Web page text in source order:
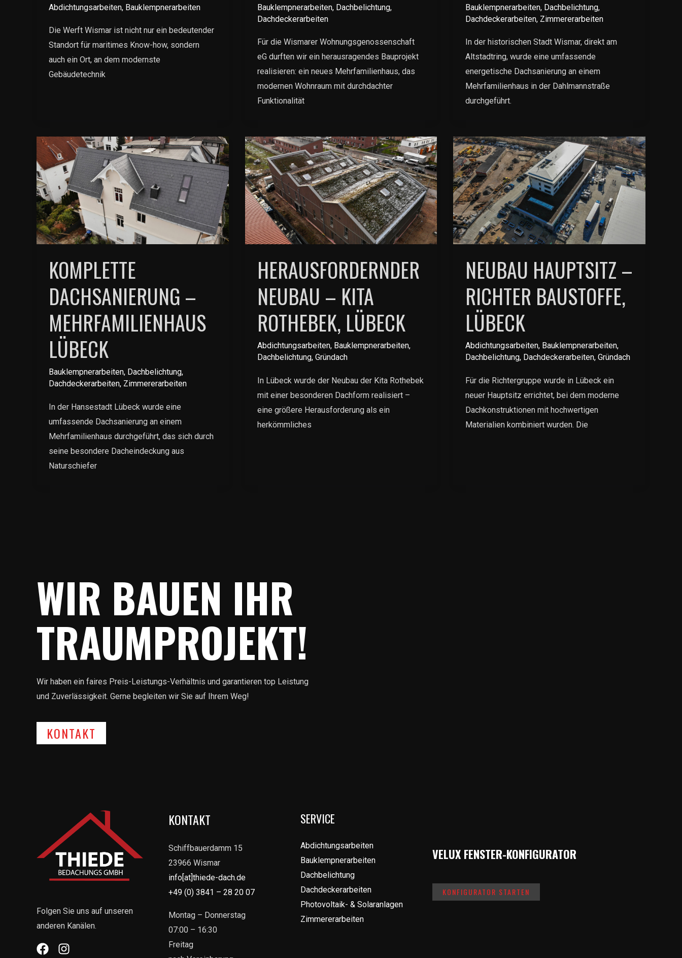
Abdichtungsarbeiten, Bauklempnerarbeiten
Die Werft Wismar ist nicht nur ein bedeutender
Standort für maritimes Know-how, sondern
auch ein Ort, an dem modernste
Gebäudetechnik
Bauklempnerarbeiten, Dachbelichtung,
Dachdeckerarbeiten
Für die Wismarer Wohnungsgenossenschaft
eG durften wir ein herausragendes Bauprojekt
realisieren: ein neues Mehrfamilienhaus, das
modernen Wohnraum mit durchdachter
Funktionalität
Bauklempnerarbeiten, Dachbelichtung,
Dachdeckerarbeiten, Zimmererarbeiten
In der historischen Stadt Wismar, direkt am
Altstadtring, wurde eine umfassende
energetische Dachsanierung an einem
Mehrfamilienhaus in der Dahlmannstraße
durchgeführt.
KOMPLETTE
DACHSANIERUNG –
MEHRFAMILIENHAUS
LÜBECK
Bauklempnerarbeiten, Dachbelichtung,
Dachdeckerarbeiten, Zimmererarbeiten
In der Hansestadt Lübeck wurde eine
umfassende Dachsanierung an einem
Mehrfamilienhaus durchgeführt, das sich durch
seine besondere Dacheindeckung aus
Naturschiefer
HERAUSFORDERNDER
NEUBAU – KITA
ROTHEBEK, LÜBECK
Abdichtungsarbeiten, Bauklempnerarbeiten,
Dachbelichtung, Gründach
In Lübeck wurde der Neubau der Kita Rothebek
mit einer besonderen Dachform realisiert –
eine größere Herausforderung als ein
herkömmliches
NEUBAU HAUPTSITZ –
RICHTER BAUSTOFFE,
LÜBECK
Abdichtungsarbeiten, Bauklempnerarbeiten,
Dachbelichtung, Dachdeckerarbeiten,Gründach
Für die Richtergruppe wurde in Lübeck ein
neuer Hauptsitz errichtet, bei dem moderne
Dachkonstruktionen mit hochwertigen
Materialien kombiniert wurden. Die
WIR BAUEN IHR
TRAUMPROJEKT!
Wir haben ein faires Preis-Leistungs-Verhältnis und garantieren top Leistung
und Zuverlässigkeit. Gerne begleiten wir Sie auf Ihrem Weg!
KONTAKT
Folgen Sie uns auf unseren
anderen Kanälen.
KONTAKT
Schiffbauerdamm 15
23966 Wismar
info[at]thiede-dach.de
+49 (0) 3841 – 28 20 07
Montag – Donnerstag
07:00 – 16:30
Freitag
SERVICE
Abdichtungsarbeiten
Bauklempnerarbeiten
Dachbelichtung
Dachdeckerarbeiten
Photovoltaik- & Solaranlagen
Zimmererarbeiten
VELUX FENSTER-KONFIGURATOR
KONFIGURATOR STARTEN